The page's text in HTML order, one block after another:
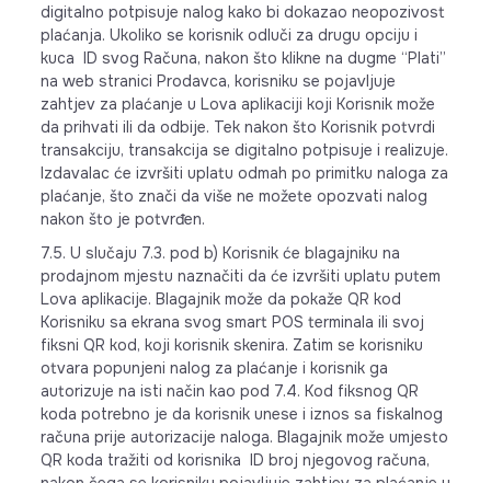
digitalno potpisuje nalog kako bi dokazao neopozivost
plaćanja. Ukoliko se korisnik odluči za drugu opciju i
kuca ID svog Računa, nakon što klikne na dugme “Plati”
na web stranici Prodavca, korisniku se pojavljuje
zahtjev za plaćanje u Lova aplikaciji koji Korisnik može
da prihvati ili da odbije. Tek nakon što Korisnik potvrdi
transakciju, transakcija se digitalno potpisuje i realizuje.
Izdavalac će izvršiti uplatu odmah po primitku naloga za
plaćanje, što znači da više ne možete opozvati nalog
nakon što je potvrđen.
7.5. U slučaju 7.3. pod b) Korisnik će blagajniku na
prodajnom mjestu naznačiti da će izvršiti uplatu putem
Lova aplikacije. Blagajnik može da pokaže QR kod
Korisniku sa ekrana svog smart POS terminala ili svoj
fiksni QR kod, koji korisnik skenira. Zatim se korisniku
otvara popunjeni nalog za plaćanje i korisnik ga
autorizuje na isti način kao pod 7.4. Kod fiksnog QR
koda potrebno je da korisnik unese i iznos sa fiskalnog
računa prije autorizacije naloga. Blagajnik može umjesto
QR koda tražiti od korisnika ID broj njegovog računa,